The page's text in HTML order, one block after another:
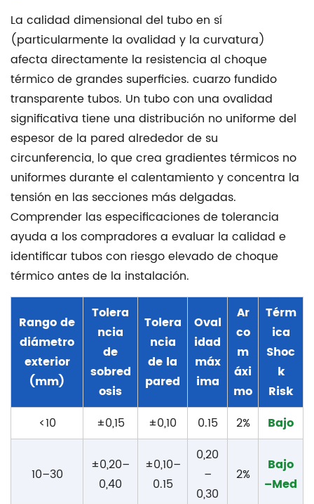
La calidad dimensional del tubo en sí
(particularmente la ovalidad y la curvatura)
afecta directamente la resistencia al choque
térmico de grandes superficies. cuarzo fundido
transparentetubos. Un tubo con una ovalidad
significativa tiene una distribución no uniforme del
espesor de la pared alrededor de su
circunferencia, lo que crea gradientes térmicos no
uniformes durante el calentamiento y concentra la
tensión en las secciones más delgadas.
Comprender las especificaciones de tolerancia
ayuda a los compradores a evaluar la calidad e
identificar tubos con riesgo elevado de choque
térmico antes de la instalación.
Rango de
diámetro
exterior
(mm)
Tolera
ncia
de
sobred
osis
Tolera
ncia
de la
pared
Oval
idad
máx
ima
Ar
co
m
áxi
mo
Térm
ica
Shoc
k
Risk
<10
±0,15 ±0,10 0.15 2% Bajo
10–30
±0,20–
0,40
±0,10–
0.15
0,20
–
0,30
2%
Bajo
–Med